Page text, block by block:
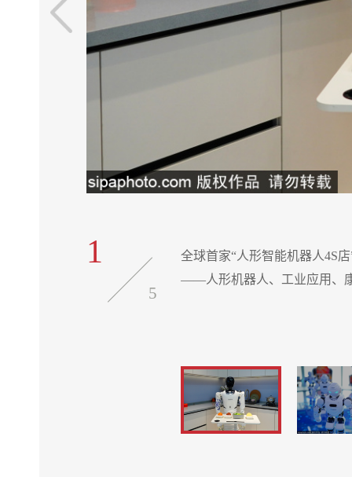
1
5
全球首家“人形智能机器人4S
——人形机器人、工业应用、